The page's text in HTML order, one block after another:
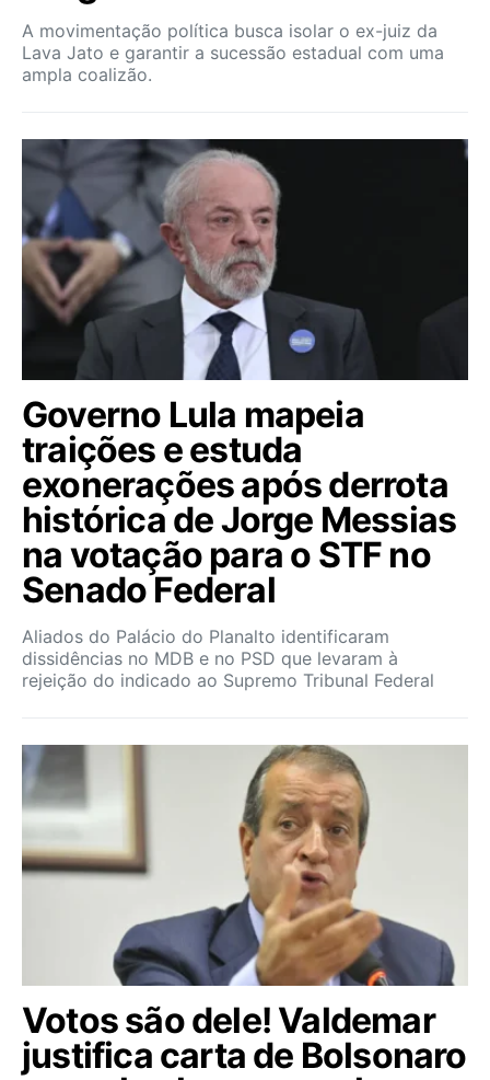
A movimentação política busca isolar o ex-juiz da
Lava Jato e garantir a sucessão estadual com uma
ampla coalizão.
Governo Lula mapeia
traições e estuda
exonerações após derrota
histórica de Jorge Messias
na votação para o STF no
Senado Federal
Aliados do Palácio do Planalto identificaram
dissidências no MDB e no PSD que levaram à
rejeição do indicado ao Supremo Tribunal Federal
Votos são dele! Valdemar
justifica carta de Bolsonaro